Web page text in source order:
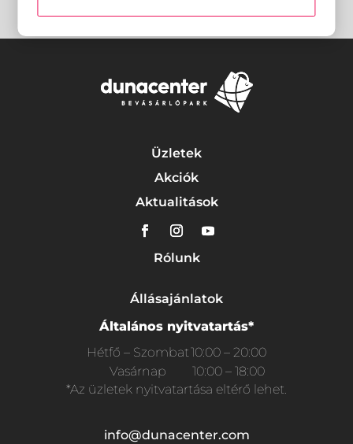
Üzletek
Akciók
Aktualitások
Rólunk
Állásajánlatok
Általános nyitvatartás*
Hétfő – Szombat10:00 – 20:00
Vasárnap
10:00 – 18:00
*Az üzletek nyitvatartása eltérő lehet.
info@dunacenter.com